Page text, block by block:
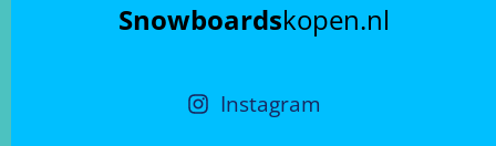
Snowboardskopen.nl
Instagram